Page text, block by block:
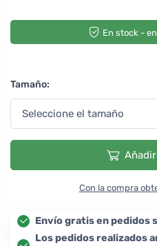
En stock -
Tamaño:
Con la compra
Envío gratis en pedidos
Los pedidos realizados